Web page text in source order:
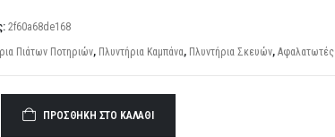
2f60a68de168
Πιάτων Ποτηριών, Πλυντήρια Καμπάνα, Πλυντήρια Σκευών,Αφαλατωτές
ΠΡΟΣΘΉΚΗ ΣΤΟ ΚΑΛΆΘΙ